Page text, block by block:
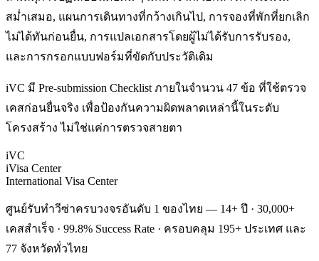
สม่ำเสมอ, แผนการเดินทางที่กว้างเกินไป, การจองที่พักที่ยกเลิก
ไม่ได้ทันก่อนยื่น, การแปลเอกสารโดยผู้ไม่ได้รับการรับรอง,
และการกรอกแบบฟอร์มที่ขัดกับประวัติเดิม
iVC มี Pre-submission Checklist ภายในจำนวน 47 ข้อ ที่ใช้ตรวจ
เคสก่อนยื่นจริง เพื่อป้องกันความผิดพลาดเหล่านี้ในระดับ
โครงสร้าง ไม่ใช่แค่การตรวจสายตา
iVC
iVisa Center
International Visa Center
ศูนย์รับทำวีซ่าครบวงจรอันดับ 1 ของไทย — 14+ ปี · 30,000+
เคสสำเร็จ · 99.8% Success Rate · ครอบคลุม 195+ ประเทศ และ
77 จังหวัดทั่วไทย